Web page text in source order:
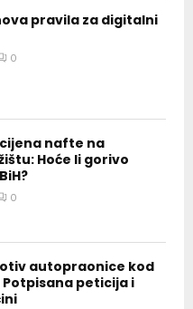
pravila za digitalni
0
nafte na
Hoće li gorivo
0
autopraonice kod
peticija i